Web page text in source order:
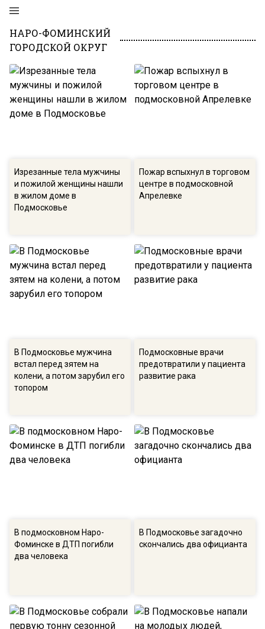
НАРО-ФОМИНСКИЙ
ГОРОДСКОЙ ОКРУГ
Изрезанные тела мужчины
и пожилой женщины нашли
в жилом доме в
Подмосковье
Пожар вспыхнул в торговом
центре в подмосковной
Апрелевке
В Подмосковье мужчина
встал перед зятем на
колени, а потом зарубил его
топором
Подмосковные врачи
предотвратили у пациента
развитие рака
В подмосковном Наро-
Фоминске в ДТП погибли
два человека
В Подмосковье загадочно
скончались два официанта